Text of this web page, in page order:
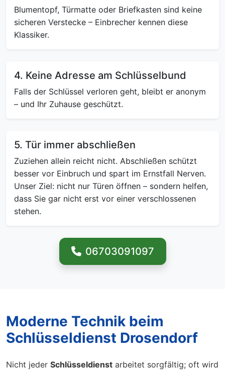
Blumentopf, Türmatte oder Briefkasten sind keine
sicheren Verstecke – Einbrecher kennen diese
Klassiker.
4. Keine Adresse am Schlüsselbund
Falls der Schlüssel verloren geht, bleibt er anonym
– und Ihr Zuhause geschützt.
5. Tür immer abschließen
Zuziehen allein reicht nicht. Abschließen schützt
besser vor Einbruch und spart im Ernstfall Nerven.
Unser Ziel: nicht nur Türen öffnen – sondern helfen,
dass Sie gar nicht erst vor einer verschlossenen
stehen.
06703091097
Moderne Technik beim
Schlüsseldienst Drosendorf
Nicht jeder Schlüsseldienst arbeitet sorgfältig; oft wird